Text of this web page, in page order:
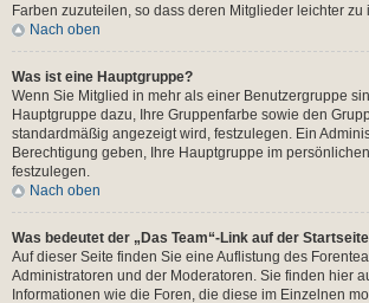
Farben zuzuteilen, so dass deren Mitglieder leichter
Nach oben
Was ist eine Hauptgruppe?
Wenn Sie Mitglied in mehr als einer Benutzergruppe
Hauptgruppe dazu, Ihre Gruppenfarbe sowie den
standardmäßig angezeigt wird, festzulegen. Ein
Berechtigung geben, Ihre Hauptgruppe im
festzulegen.
Nach oben
Was bedeutet der „Das Team“-Link auf der
Auf dieser Seite finden Sie eine Auflistung des
Administratoren und der Moderatoren. Sie finden hier
Informationen wie die Foren, die diese im Einzelnen